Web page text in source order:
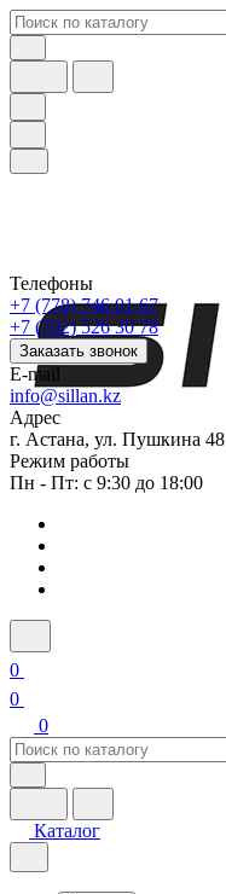
Телефоны
+7 (778) 746 01 67
+7 (702) 526 30 78
Заказать звонок
E-mail
info@sillan.kz
Адрес
г. Астана, ул. Пушкина 48
Режим работы
Пн - Пт: с 9:30 до 18:00
0
0
0
Каталог